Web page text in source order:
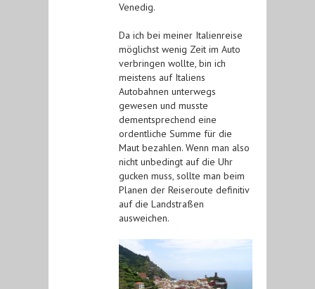
Venedig.
Da ich bei meiner Italienreise
möglichst wenig Zeit im Auto
verbringen wollte, bin ich
meistens auf Italiens
Autobahnen unterwegs
gewesen und musste
dementsprechend eine
ordentliche Summe für die
Maut bezahlen. Wenn man also
nicht unbedingt auf die Uhr
gucken muss, sollte man beim
Planen der Reiseroute definitiv
auf die Landstraßen
ausweichen.